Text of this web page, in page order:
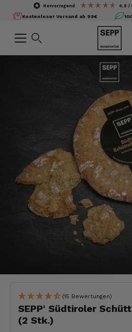
überspringen
Kostenloser Versand ab 99€
hervorragend 4,8 /
(15 Bewertungen)
SEPP' Südtiroler
(2 Stk.)